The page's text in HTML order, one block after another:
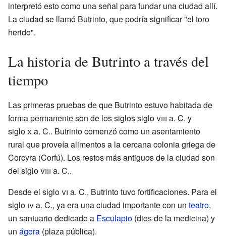
interpretó esto como una señal para fundar una ciudad allí.
La ciudad se llamó Butrinto, que podría significar "el toro
herido".
La historia de Butrinto a través del
tiempo
Las primeras pruebas de que Butrinto estuvo habitada de
forma permanente son de los siglos sigloviii a. C. y
sigloxa. C.. Butrinto comenzó como un asentamiento
rural que proveía alimentos a la cercana colonia griega de
Corcyra (Corfú). Los restos más antiguos de la ciudad son
del sigloviii a. C..
Desde el siglovi a. C., Butrinto tuvo fortificaciones. Para el
siglo iva. C., ya era una ciudad importante con un teatro,
un santuario dedicado a Esculapio (dios de la medicina) y
un ágora (plaza pública).